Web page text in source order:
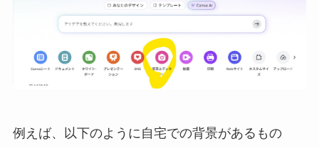
例えば、以下のように自宅での背景があるもの